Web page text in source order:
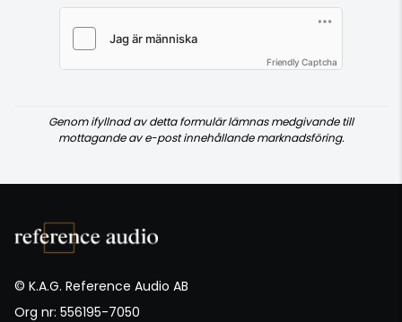
Friendly Captcha
Genom ifyllnad av detta formulär lämnas medgivande till
mottagande av e-post innehållande marknadsföring.
© K.A.G. Reference Audio AB
Org nr: 556195-7050